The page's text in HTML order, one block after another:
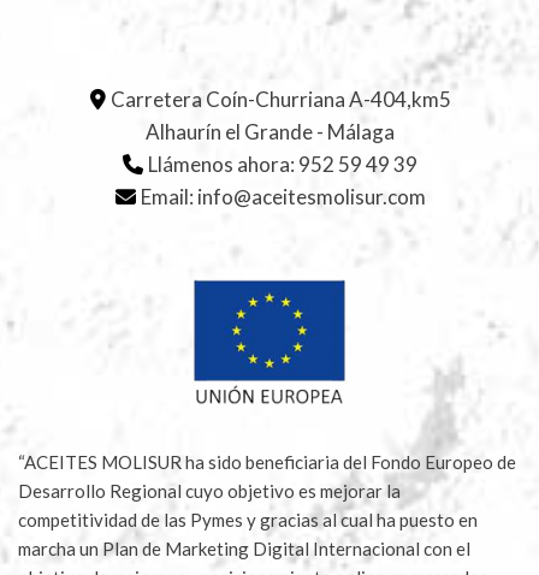
Carretera Coín-Churriana A-404,km5
Alhaurín el Grande - Málaga
Llámenos ahora: 952 59 49 39
Email: info@aceitesmolisur.com
“ACEITES MOLISUR ha sido beneficiaria del Fondo Europeo de
Desarrollo Regional cuyo objetivo es mejorar la
competitividad de las Pymes y gracias al cual ha puesto en
marcha un Plan de Marketing Digital Internacional con el